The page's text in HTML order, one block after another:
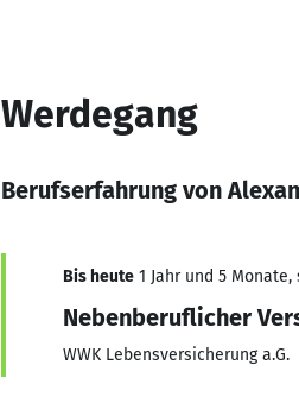
Werdegang
Berufserfahrung von
Bis heute 1 Jahr und 5 Monate,
Nebenberuflicher
WWK Lebensversicherung a.G.